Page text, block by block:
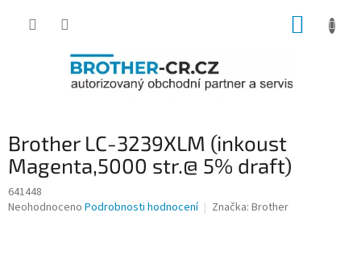
Brother LC-3239XLM (inkoust
Magenta,5000 str.@ 5% draft)
641448
Průměrné
Neohodnoceno Podrobnosti hodnocení Značka: Brother